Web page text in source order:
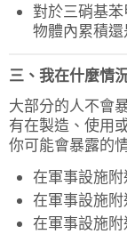
對於三硝基
物體內累積還
三、我在什麼情
大部分的人不會
有在製造、使用
你可能會暴露的
在軍事設施附
在軍事設施
在軍事設施